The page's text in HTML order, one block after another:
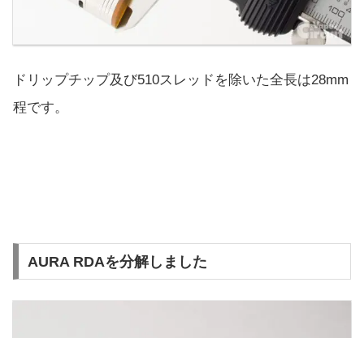
ドリップチップ及び510スレッドを除いた全長は28mm
程です。
AURA RDAを分解しました